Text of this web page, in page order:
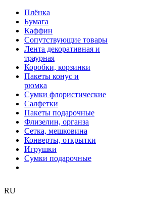
Плёнка
Бумага
Каффин
Сопутствующие товары
Лента декоративная и
траурная
Коробки, корзинки
Пакеты конус и
рюмка
Сумки флористические
Салфетки
Пакеты подарочные
Флизелин, органза
Сетка, мешковина
Конверты, открытки
Игрушки
Сумки подарочные
RU